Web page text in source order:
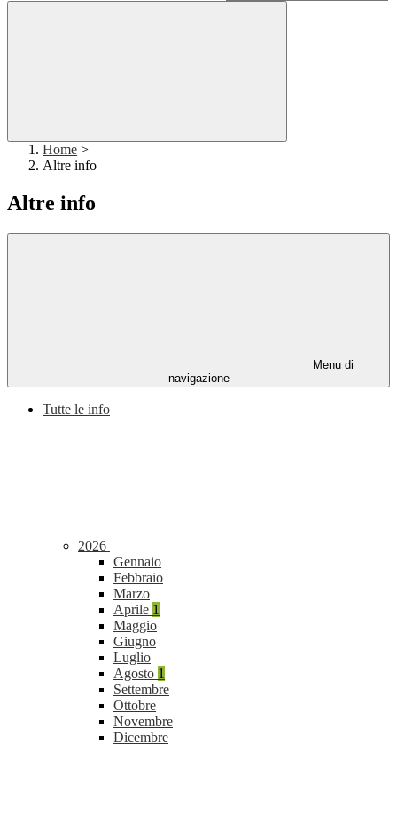
Home >
Altre info
Altre info
Menu di
navigazione
Tutte le info
2026
Gennaio
Febbraio
Marzo
Aprile 1
Maggio
Giugno
Luglio
Agosto 1
Settembre
Ottobre
Novembre
Dicembre